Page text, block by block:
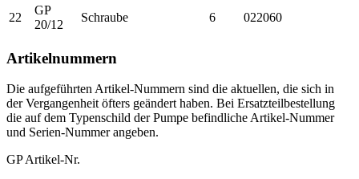
22
GP
20/12
Schraube 6 022060
Artikelnummern
Die aufgeführten Artikel-Nummern sind die aktuellen, die sich in
der Vergangenheit öfters geändert haben. Bei Ersatzteilbestellung
die auf dem Typenschild der Pumpe befindliche Artikel-Nummer
und Serien-Nummer angeben.
GP Artikel-Nr.